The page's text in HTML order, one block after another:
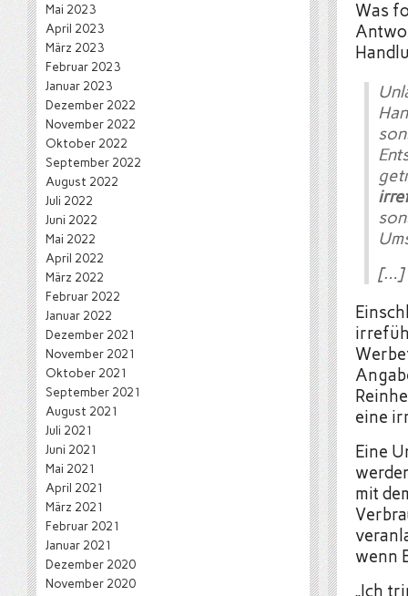
Was
[…]
eine
Eine
mit
wenn
„Ich
Mai 2023
April 2023
März 2023
Februar 2023
Januar 2023
Dezember 2022
November 2022
Oktober 2022
September 2022
August 2022
Juli 2022
Juni 2022
Mai 2022
April 2022
März 2022
Februar 2022
Januar 2022
Dezember 2021
November 2021
Oktober 2021
September 2021
August 2021
Juli 2021
Juni 2021
Mai 2021
April 2021
März 2021
Februar 2021
Januar 2021
Dezember 2020
November 2020